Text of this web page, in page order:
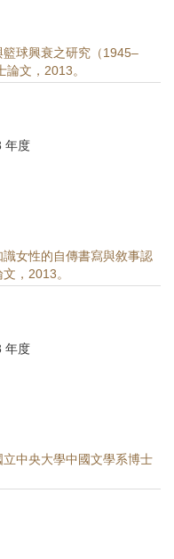
籃球興衰之研究（1945–
文，2013。
年度
識女性的自傳書寫與敘事認
，2013。
年度
立中央大學中國文學系博士